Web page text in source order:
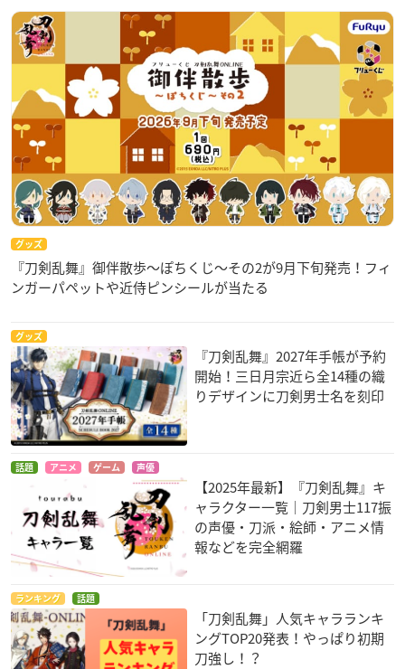
グッズ
『刀剣乱舞』御伴散歩～ぽちくじ～その2が9月下旬発売！フィ
ンガーパペットや近侍ピンシールが当たる
グッズ
『刀剣乱舞』2027年手帳が予約
開始！三日月宗近ら全14種の織
りデザインに刀剣男士名を刻印
話題 アニメ ゲーム 声優
【2025年最新】『刀剣乱舞』キ
ャラクター一覧｜刀剣男士117振
の声優・刀派・絵師・アニメ情
報などを完全網羅
ランキング 話題
「刀剣乱舞」人気キャラランキ
ングTOP20発表！やっぱり初期
刀強し！？